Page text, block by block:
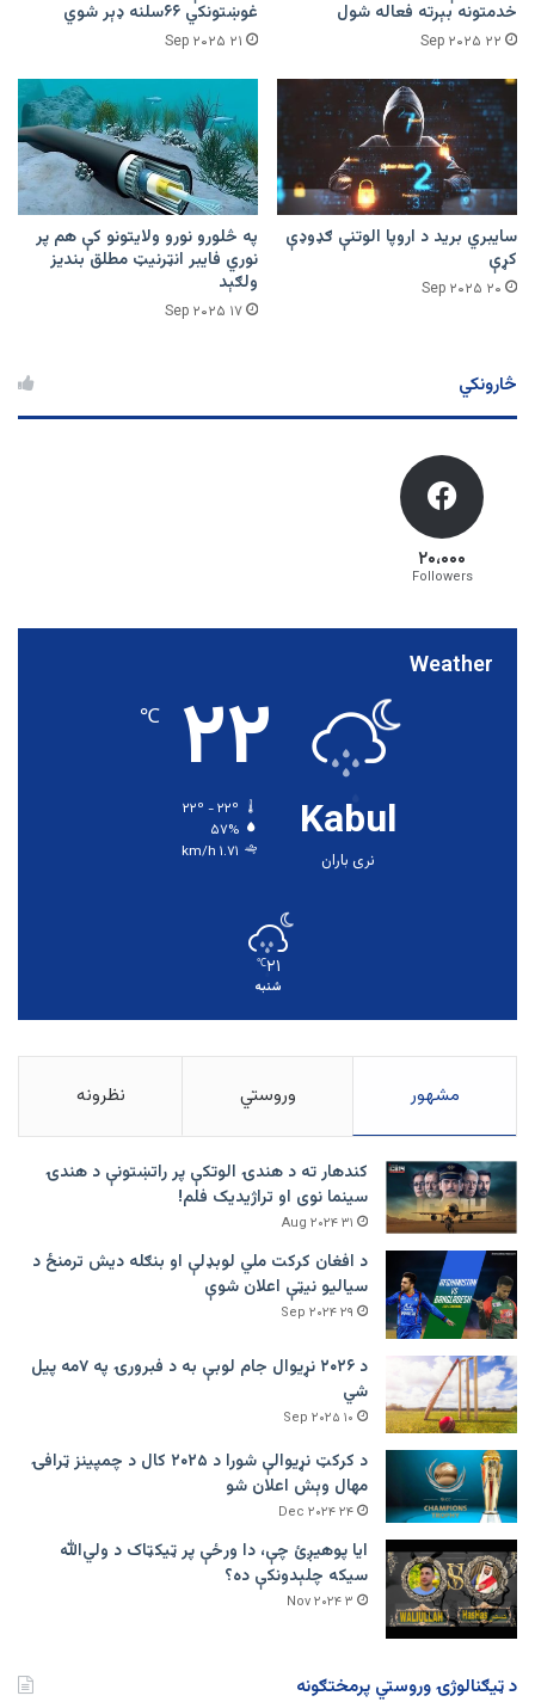
خدمتونه بېرته فعاله شول
۲۲ Sep ۲۰۲۵
غوښتونکي ۶۶سلنه ډېر شوي‏
۲۱ Sep ۲۰۲۵
سايبري برید د اروپا الوتنې ګډوډې
کړې
۲۰ Sep ۲۰۲۵
په څلورو نورو ولایتونو کې هم پر
نوري فایبر انټرنیټ مطلق بندیز
ولګېد
۱۷ Sep ۲۰۲۵
څارونکي
۲۰،۰۰۰
Followers
Weather
Kabul
نری باران
۲۲ ℃
۵۷%
۱.۷۱ km/h
۲۱℃
شنبه
مشهور وروستي نظرونه
کندهار ته د هندۍ الوتکې پر راتښتونې د هندۍ
سینما نوی او تراژيديک فلم!
۳۱ Aug ۲۰۲۴
د افغان کرکت ملي لوبډلې او بنګله دیش ترمنځ د
سیالیو نیټې اعلان شوې
۲۹ Sep ۲۰۲۴
د ۲۰۲۶ نړیوال جام لوبې به د فبرورۍ په ۷مه پیل
شي
۱۰ Sep ۲۰۲۵
د کرکټ نړیوالې شورا د ۲۰۲۵ کال د چمپینز ټرافۍ
مهال وېش اعلان شو
۲۴ Dec ۲۰۲۴
ایا پوهیږئ چې، دا ورځې پر ټيکټاک د ولي‌الله
سیکه چلېدونکې ده؟
۳ Nov ۲۰۲۴
د ټیګنالوژۍ وروستي پرمختګونه